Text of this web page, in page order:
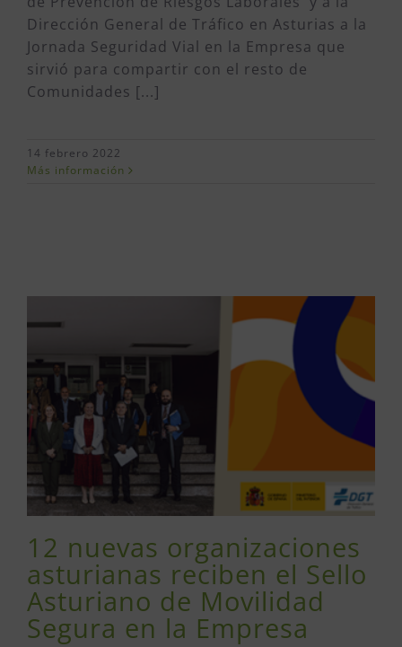
Dirección General de Tráfico en Asturias a la
Jornada Seguridad Vial en la Empresa que
sirvió para compartir con el resto de
Comunidades [...]
14 febrero 2022
Más información
12 nuevas organizaciones
asturianas reciben el Sello
Asturiano de Movilidad
Segura en la Empresa